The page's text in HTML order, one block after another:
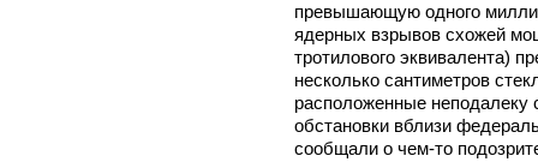
превышающую одного
ядерных взрывов схожей
тротилового эквивалента)
несколько сантиметров
расположенные неподалеку
обстановки вблизи
сообщали о чем-то